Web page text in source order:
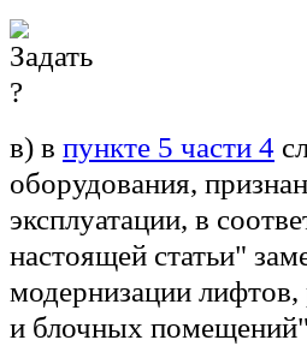
в) в пункте 5 части 4
оборудования,
эксплуатации, в
настоящей статьи"
модернизации
и блочных